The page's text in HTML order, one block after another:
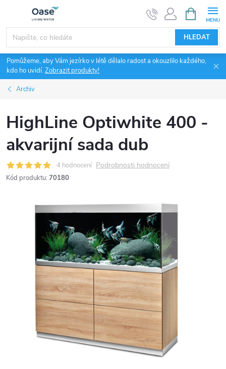
obsah
HLEDAT
NÁKUPNÍ
KOŠÍK
Pomůžeme, aby Vám jezírko v létě dělalo radost a okouzlilo každého,
kdo ho uvidí.Zobrazit produkty!
Archiv
HighLine Optiwhite 400 -
akvarijní sada dub
4 hodnocení Podrobnosti hodnocení
Kód produktu: 70180